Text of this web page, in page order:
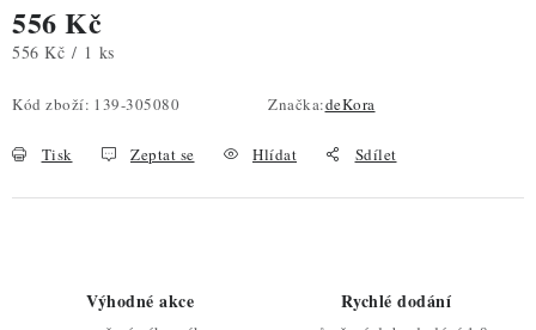
556 Kč
Měrná cena:
556 Kč / 1 ks
Kód zboží: 139-305080 Značka:deKora
Tisk Zeptat se Hlídat Sdílet
Výhodné akce Rychlé dodání